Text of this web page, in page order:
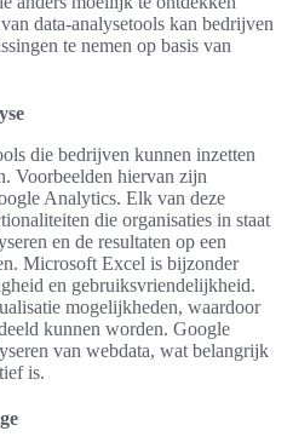
data-analysetools kan bedrijven
te nemen op basis van
die bedrijven kunnen inzetten
Voorbeelden hiervan zijn
Analytics. Elk van deze
die organisaties in staat
en de resultaten op een
Microsoft Excel is bijzonder
en gebruiksvriendelijkheid.
mogelijkheden, waardoor
kunnen worden. Google
van webdata, wat belangrijk
is.